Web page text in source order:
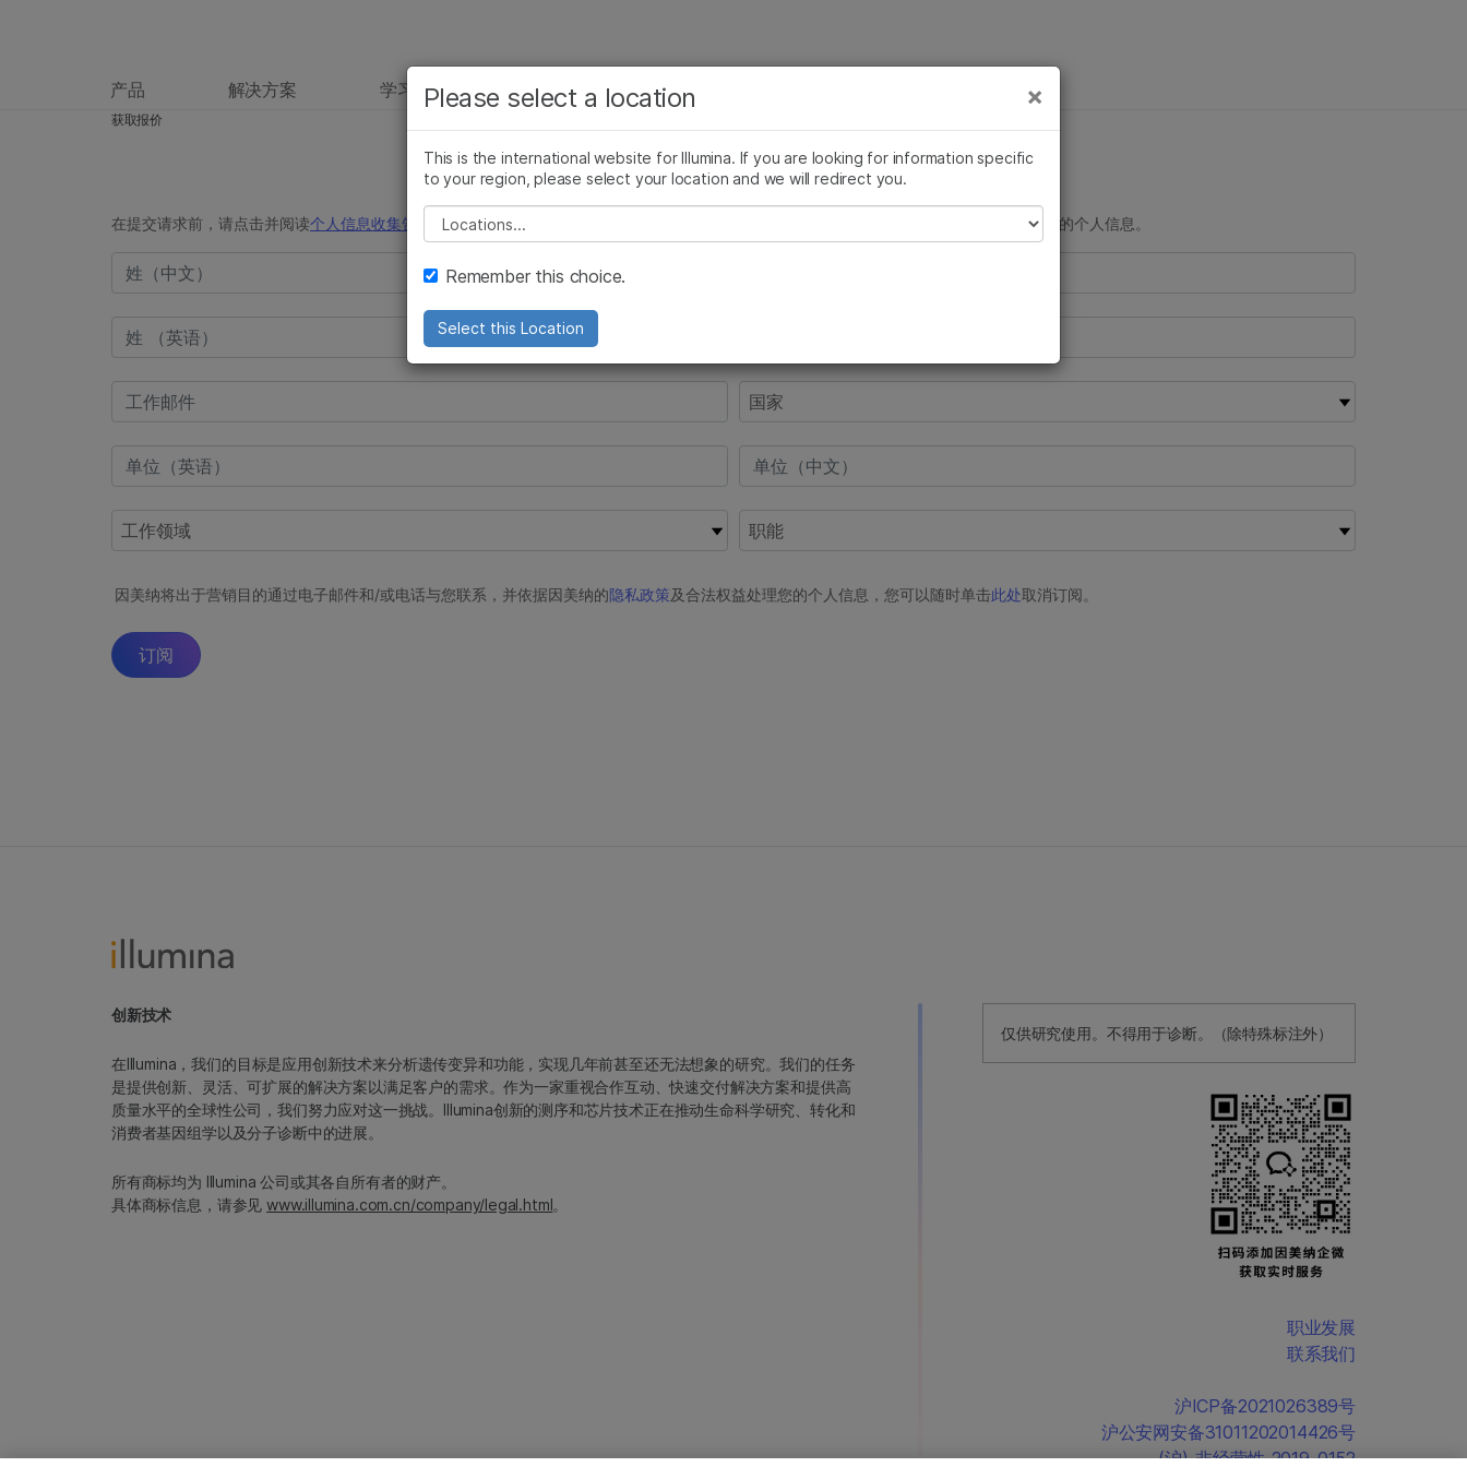
产品 解决方案 学习 公司 支持
获取报价
仅供研究使用。不得用于诊断。（除特殊标注外）
创新技术
在Illumina，我们的目标是应用创新技术来分析遗传变异和功能，实现几年前甚至还无法想象的研究。我们的任务
是提供创新、灵活、可扩展的解决方案以满足客户的需求。作为一家重视合作互动、快速交付解决方案和提供高
质量水平的全球性公司，我们努力应对这一挑战。Illumina创新的测序和芯片技术正在推动生命科学研究、转化和
消费者基因组学以及分子诊断中的进展。
所有商标均为 Illumina 公司或其各自所有者的财产。
具体商标信息，请参见www.illumina.com.cn/company/legal.html。
职业发展
联系我们
沪ICP备2021026389号
沪公安网安备31011202014426号
(沪)-非经营性-2019-0152
查看更多相关内容。选择您感兴趣的领域: ×
癌症研究
微生物学
农业基因组学
复杂疾病
临床肿瘤学
生殖健康
遗传病和罕见病
×
Please select a location
This is the international website for Illumina. If you are looking for information specific
to your region, please select your location and we will redirect you.
Please select a location
Remember this choice.
Select this Location